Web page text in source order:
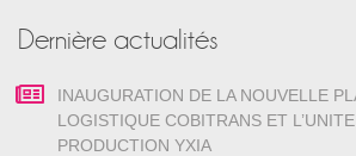
Dernière actualités
INAUGURATION DE LA NOUVELLE
LOGISTIQUE COBITRANS ET
PRODUCTION YXIA